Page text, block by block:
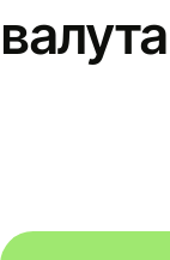
валута